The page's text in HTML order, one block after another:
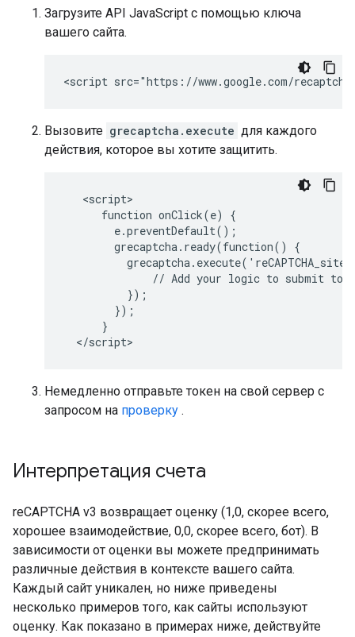
Загрузите API JavaScript с помощью ключа
вашего сайта.
Вызовите grecaptcha.execute для каждого
действия, которое вы хотите защитить.
   <script>
      function onClick(e) {
        e.preventDefault();
        grecaptcha.ready(function() {
// Add your logic to submit to
          });
        });
      }
Немедленно отправьте токен на свой сервер с
запросом на проверку .
Интерпретация счета
reCAPTCHA v3 возвращает оценку (1,0, скорее всего,
хорошее взаимодействие, 0,0, скорее всего, бот). В
зависимости от оценки вы можете предпринимать
различные действия в контексте вашего сайта.
Каждый сайт уникален, но ниже приведены
несколько примеров того, как сайты используют
оценку. Как показано в примерах ниже, действуйте